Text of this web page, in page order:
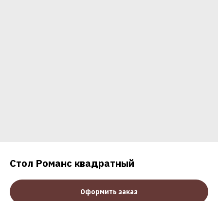
Стол Романс квадратный
Оформить заказ